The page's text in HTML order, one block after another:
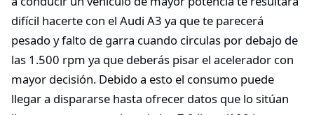
difícil hacerte con el Audi A3 ya que te parecerá
pesado y falto de garra cuando circulas por debajo de
las 1.500 rpm ya que deberás pisar el acelerador con
mayor decisión. Debido a esto el consumo puede
llegar a dispararse hasta ofrecer datos que lo sitúan